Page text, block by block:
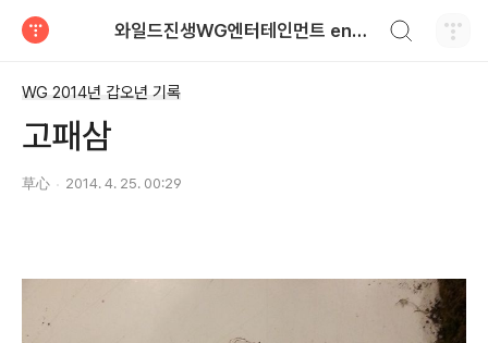
와일드진생WG엔터테인먼트 entertainment
WG 2014년 갑오년 기록
고패삼
草心 2014. 4. 25. 00:29